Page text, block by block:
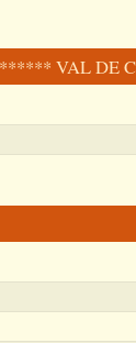
VAL DE